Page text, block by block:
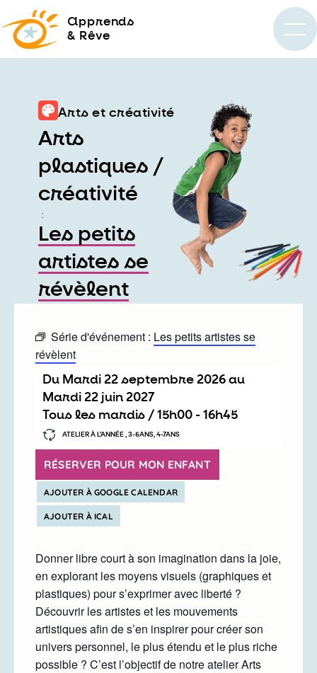
apprends
& Rêve
Arts et créativité
Arts
plastiques /
créativité
:
Les petits
artistes se
révèlent
Série d'événement : Les petits artistes se
révèlent
Du mardi 22 septembre 2026au
mardi 22 juin 2027
Tous les mardis / 15h00 - 16h45
ATELIER À L’ANNÉE , 3-5ANS, 4-7ANS
RÉSERVER POUR MON ENFANT
AJOUTER À GOOGLE CALENDAR
AJOUTER À ICAL
Donner libre court à son imagination dans la joie,
en explorant les moyens visuels (graphiques et
plastiques) pour s’exprimer avec liberté ?
Découvrir les artistes et les mouvements
artistiques afin de s’en inspirer pour créer son
univers personnel, le plus étendu et le plus riche
possible ? C’est l’objectif de notre atelier Arts